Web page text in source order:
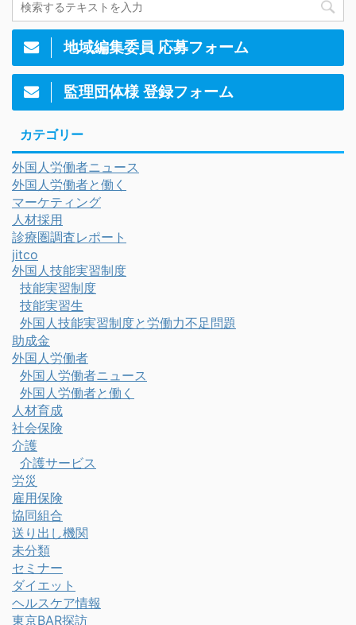
地域編集委員 応募フォーム
監理団体様 登録フォーム
カテゴリー
外国人労働者ニュース
外国人労働者と働く
マーケティング
人材採用
診療圏調査レポート
jitco
外国人技能実習制度
技能実習制度
技能実習生
外国人技能実習制度と労働力不足問題
助成金
外国人労働者
外国人労働者ニュース
外国人労働者と働く
人材育成
社会保険
介護
介護サービス
労災
雇用保険
協同組合
送り出し機関
未分類
セミナー
ダイエット
ヘルスケア情報
東京BAR探訪